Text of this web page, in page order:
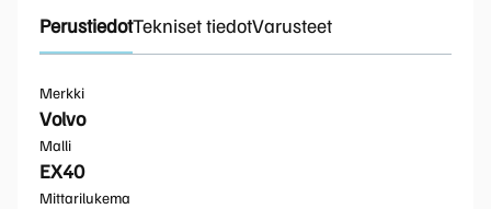
PerustiedotTekniset tiedotVarusteet
Merkki
Volvo
Malli
EX40
Mittarilukema